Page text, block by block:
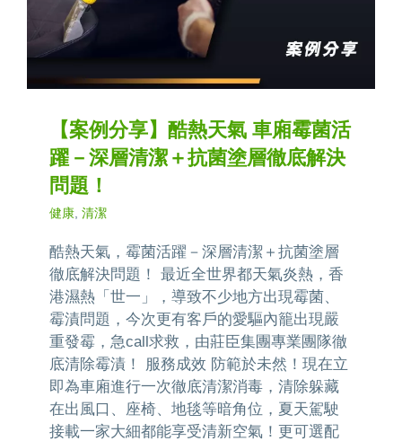
【案例分享】酷熱天氣 車廂霉菌活
躍－深層清潔＋抗菌塗層徹底解決
問題！
健康 清潔
酷熱天氣，霉菌活躍－深層清潔＋抗菌塗層
徹底解決問題！ 最近全世界都天氣炎熱，香
港濕熱「世一」，導致不少地方出現霉菌、
霉漬問題，今次更有客戶的愛驅內籠出現嚴
重發霉，急call求救，由莊臣集團專業團隊徹
底清除霉漬！ 服務成效 防範於未然！現在立
即為車廂進行一次徹底清潔消毒，清除躲藏
在出風口、座椅、地毯等暗角位，夏天駕駛
接載一家大細都能享受清新空氣！更可選配